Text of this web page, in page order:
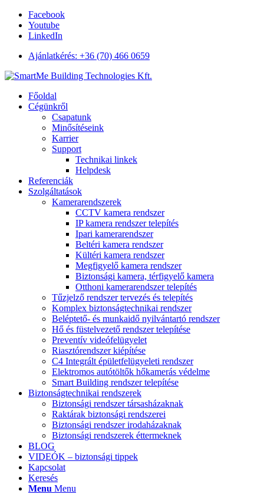
Facebook
Youtube
LinkedIn
Ajánlatkérés: +36 (70) 466 0659
Főoldal
Cégünkről
Csapatunk
Minősítéseink
Karrier
Support
Technikai linkek
Helpdesk
Referenciák
Szolgáltatások
Kamerarendszerek
CCTV kamera rendszer
IP kamera rendszer telepítés
Ipari kamerarendszer
Beltéri kamera rendszer
Kültéri kamera rendszer
Megfigyelő kamera rendszer
Biztonsági kamera, térfigyelő kamera
Otthoni kamerarendszer telepítés
Tűzjelző rendszer tervezés és telepítés
Komplex biztonságtechnikai rendszer
Beléptető- és munkaidő nyilvántartó rendszer
Hő és füstelvezető rendszer telepítése
Preventív videófelügyelet
Riasztórendszer kiépítése
C4 Integrált épületfelügyeleti rendszer
Elektromos autótöltők hőkamerás védelme
Smart Building rendszer telepítése
Biztonságtechnikai rendszerek
Biztonsági rendszer társasházaknak
Raktárak biztonsági rendszerei
Biztonsági rendszer irodaházaknak
Biztonsági rendszerek éttermeknek
BLOG
VIDEÓK – biztonsági tippek
Kapcsolat
Keresés
Menu Menu